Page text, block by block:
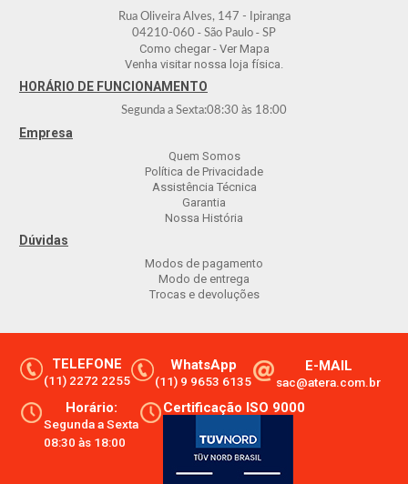
Rua Oliveira Alves, 147 - Ipiranga
04210-060 - São Paulo - SP
Como chegar - Ver Mapa
Venha visitar nossa loja física.
HORÁRIO DE FUNCIONAMENTO
Segunda a Sexta:08:30 às 18:00
Empresa
Quem Somos
Política de Privacidade
Assistência Técnica
Garantia
Nossa História
Dúvidas
Modos de pagamento
Modo de entrega
Trocas e devoluções
TELEFONE
(11) 2272 2255
WhatsApp
(11) 9 9653 6135
E-MAIL
sac@atera.com.br
Horário:
Segunda a Sexta
08:30 às 18:00
Certificação ISO 9000